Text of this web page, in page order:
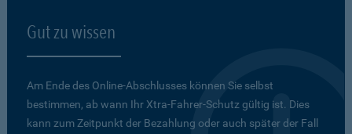
Gut zu wissen
Am Ende des Online-Abschlusses können Sie selbst
bestimmen, ab wann Ihr Xtra-Fahrer-Schutz gültig ist. Dies
kann zum Zeitpunkt der Bezahlung oder auch später der Fall